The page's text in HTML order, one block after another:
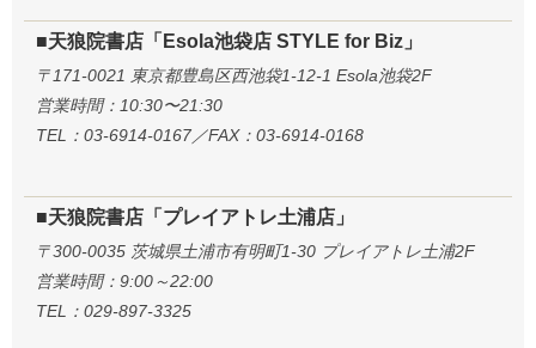
■天狼院書店「Esola池袋店 STYLE for Biz」
〒171-0021 東京都豊島区西池袋1-12-1 Esola池袋2F
営業時間：10:30〜21:30
TEL：03-6914-0167／FAX：03-6914-0168
■天狼院書店「プレイアトレ土浦店」
〒300-0035 茨城県土浦市有明町1-30 プレイアトレ土浦2F
営業時間：9:00～22:00
TEL：029-897-3325